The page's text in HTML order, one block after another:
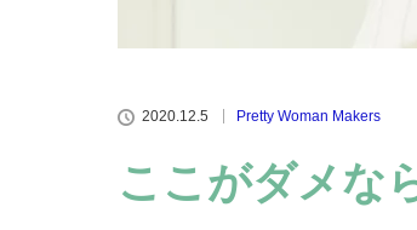
2020.12.5 Pretty Woman Makers
ここがダメな